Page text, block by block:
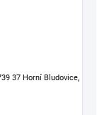
37 Horní Bludovice,